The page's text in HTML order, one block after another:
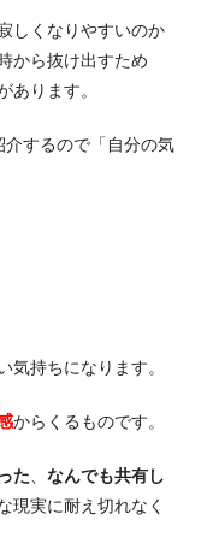
しくなりやすいのか
から抜け出すため
あります。
するので「自分の気
気持ちになります。
からくるものです。
た
なんでも共有し
現実に耐え切れなく